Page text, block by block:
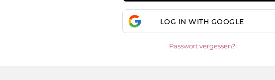
LOG IN WITH GOOGLE
Passwort vergessen?